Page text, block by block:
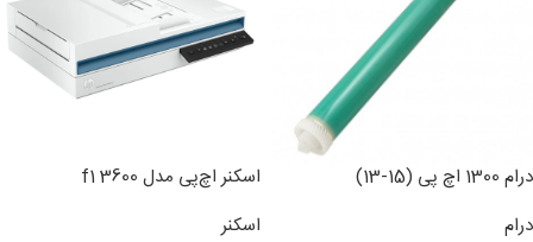
درام 1300 اچ پی (15-13)
درام
اسکنر اچ‌پی مدل 3600 f1
اسکنر